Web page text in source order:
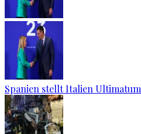
Spanien stellt Italien